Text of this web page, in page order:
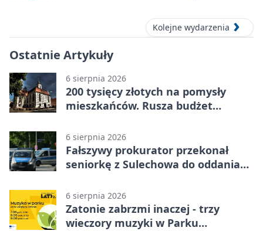
Kolejne wydarzenia
Ostatnie Artykuły
6 sierpnia 2026
200 tysięcy złotych na pomysły
mieszkańców. Rusza budżet
6 sierpnia 2026
Fałszywy prokurator przekonał
seniorkę z Sulechowa do oddania
6 sierpnia 2026
Zatonie zabrzmi inaczej - trzy
wieczory muzyki w Parku